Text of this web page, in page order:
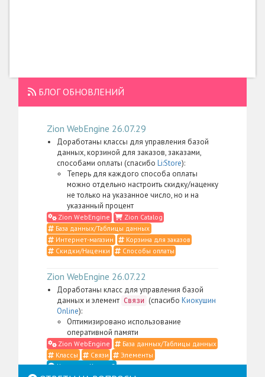
БЛОГ ОБНОВЛЕНИЙ
Zion WebEngine 26.07.29
Доработаны классы для управления базой
данных, корзиной для заказов, заказами,
способами оплаты (спасибо Li:Store):
Теперь для каждого способа оплаты
можно отдельно настроить скидку/наценку
не только на указанное число, но и на
указанный процент
Zion WebEngine
Zion Catalog
База данных/Таблицы данных
Интернет-магазин
Корзина для заказов
Скидки/Наценки
Способы оплаты
Zion WebEngine 26.07.22
Доработаны класс для управления базой
данных и элемент Связи (спасибо Киокушин
Online):
Оптимизировано использование
оперативной памяти
Zion WebEngine
База данных/Таблицы данных
Классы
Связи
Элементы
Что такое Классы?